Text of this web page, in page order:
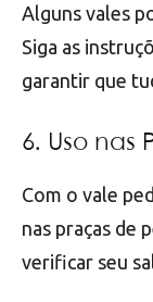
Alguns vales
Siga as
garantir que
6. Uso nas
Com o vale
nas praças de
verificar seu